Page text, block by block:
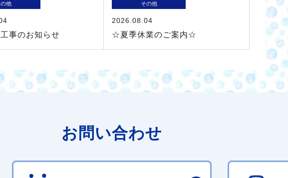
他
事のお知らせ
その他
2026.08.04
☆夏季休業のご案内☆
お問い合わせ